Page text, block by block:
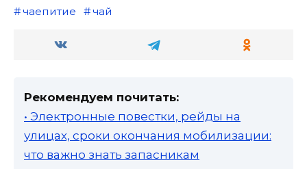
чаепитие
чай
Рекомендуем почитать:
• Электронные повестки, рейды на
улицах, сроки окончания мобилизации:
что важно знать запасникам